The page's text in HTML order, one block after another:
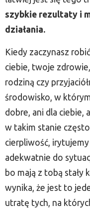
szybkie rezultaty i
działania.
Kiedy zaczynasz
ciebie, twoje
rodziną czy
środowisko, w
dobre, ani dla ciebie,
w takim stanie
cierpliwość,
adekwatnie do
bo mają z tobą stały
wynika, że jest to
utratę tych, na